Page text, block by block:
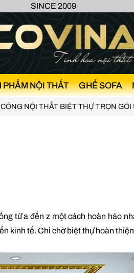
SINCE 2009
PHẨM NỘI THẤT GHẾ SOFA
NỘI THẤT BIỆT THỰ TRỌN GÓI
từ a đến z một cách hoàn hảo
kinh tế. Chỉ chờ biệt thự hoàn